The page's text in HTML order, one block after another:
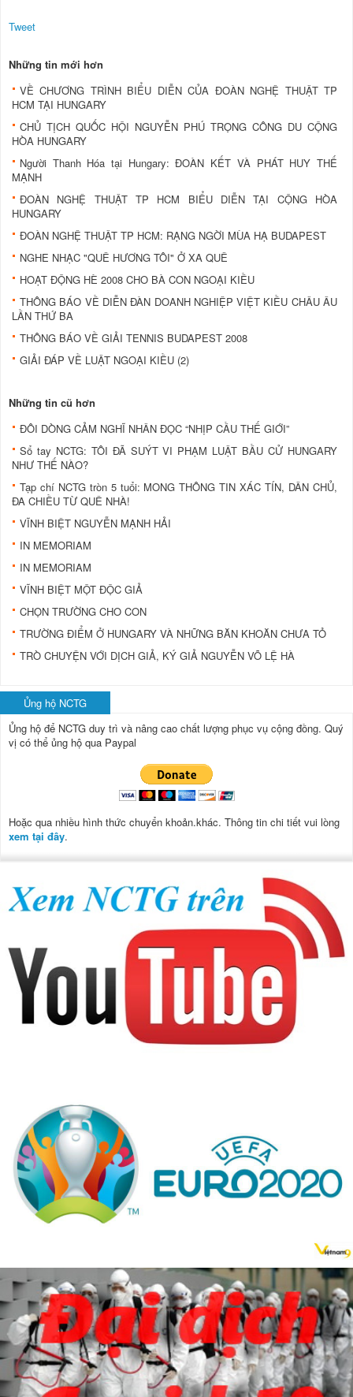
Tweet
Những tin mới hơn
VỀ CHƯƠNG TRÌNH BIỂU DIỄN CỦA ĐOÀN NGHỆ THUẬT TP
HCM TẠI HUNGARY
CHỦ TỊCH QUỐC HỘI NGUYỄN PHÚ TRỌNG CÔNG DU CỘNG
HÒA HUNGARY
Người Thanh Hóa tại Hungary: ĐOÀN KẾT VÀ PHÁT HUY THẾ
MẠNH
ĐOÀN NGHỆ THUẬT TP HCM BIỂU DIỄN TẠI CỘNG HÒA
HUNGARY
ĐOÀN NGHỆ THUẬT TP HCM: RẠNG NGỜI MÙA HẠ BUDAPEST
NGHE NHẠC "QUÊ HƯƠNG TÔI" Ở XA QUÊ
HOẠT ĐỘNG HÈ 2008 CHO BÀ CON NGOẠI KIỀU
THÔNG BÁO VỀ DIỄN ĐÀN DOANH NGHIỆP VIỆT KIỀU CHÂU ÂU
LẦN THỨ BA
THÔNG BÁO VỀ GIẢI TENNIS BUDAPEST 2008
GIẢI ĐÁP VỀ LUẬT NGOẠI KIỀU (2)
Những tin cũ hơn
ĐÔI DÒNG CẢM NGHĨ NHÂN ĐỌC “NHỊP CẦU THẾ GIỚI”
Sổ tay NCTG: TÔI ĐÃ SUÝT VI PHẠM LUẬT BẦU CỬ HUNGARY
NHƯ THẾ NÀO?
Tạp chí NCTG tròn 5 tuổi: MONG THÔNG TIN XÁC TÍN, DÂN CHỦ,
ĐA CHIỀU TỪ QUÊ NHÀ!
VĨNH BIỆT NGUYỄN MẠNH HẢI
IN MEMORIAM
IN MEMORIAM
VĨNH BIỆT MỘT ÐỘC GIẢ
CHỌN TRƯỜNG CHO CON
TRƯỜNG ÐIỂM Ở HUNGARY VÀ NHỮNG BĂN KHOĂN CHƯA TỎ
TRÒ CHUYỆN VỚI DỊCH GIẢ, KÝ GIẢ NGUYỄN VÕ LỆ HÀ
Ủng hộ NCTG
Ủng hộ để NCTG duy trì và nâng cao chất lượng phục vụ cộng đồng. Quý
vị có thể ủng hộ qua Paypal
Hoặc qua nhiều hình thức chuyển khoản.khác. Thông tin chi tiết vui lòng
xem tại đây.